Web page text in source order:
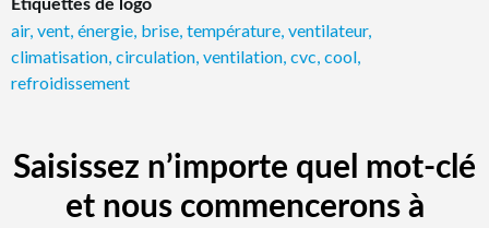
Étiquettes de logo
air, vent énergie brise température ventilateur,
climatisation circulation ventilation cvc cool
refroidissement
Saisissez n’importe quel mot-clé
et nous commencerons à